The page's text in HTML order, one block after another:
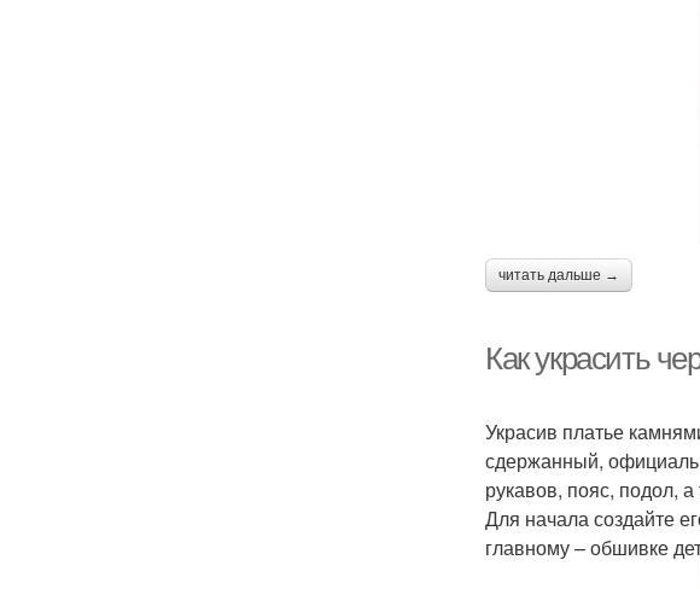
читать дальше →
Как украсить
Украсив платье
сдержанный,
рукавов, пояс, подол,
Для начала создайте
главному – обшивке